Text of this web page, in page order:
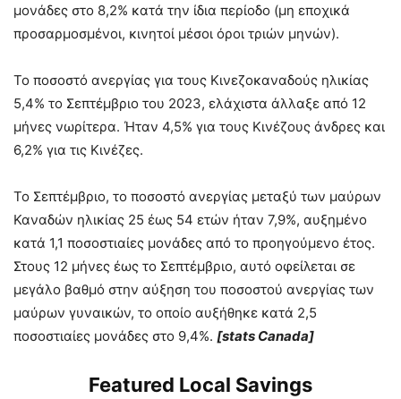
μονάδες στο 8,2% κατά την ίδια περίοδο (μη εποχικά
προσαρμοσμένοι, κινητοί μέσοι όροι τριών μηνών).
Το ποσοστό ανεργίας για τους Κινεζοκαναδούς ηλικίας
5,4% το Σεπτέμβριο του 2023, ελάχιστα άλλαξε από 12
μήνες νωρίτερα. Ήταν 4,5% για τους Κινέζους άνδρες και
6,2% για τις Κινέζες.
Το Σεπτέμβριο, το ποσοστό ανεργίας μεταξύ των μαύρων
Καναδών ηλικίας 25 έως 54 ετών ήταν 7,9%, αυξημένο
κατά 1,1 ποσοστιαίες μονάδες από το προηγούμενο έτος.
Στους 12 μήνες έως το Σεπτέμβριο, αυτό οφείλεται σε
μεγάλο βαθμό στην αύξηση του ποσοστού ανεργίας των
μαύρων γυναικών, το οποίο αυξήθηκε κατά 2,5
ποσοστιαίες μονάδες στο 9,4%. [stats Canada]
Featured Local Savings